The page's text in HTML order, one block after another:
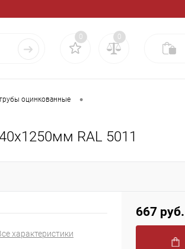
0 0
оцинкованные •
RAL 5011
характеристики
667 руб.